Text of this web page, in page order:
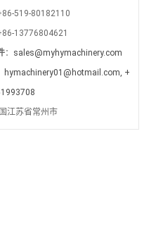
519-80182110
13776804621
： sales@myhymachinery.com
hymachinery01@hotmail.com, +
江苏省常州市